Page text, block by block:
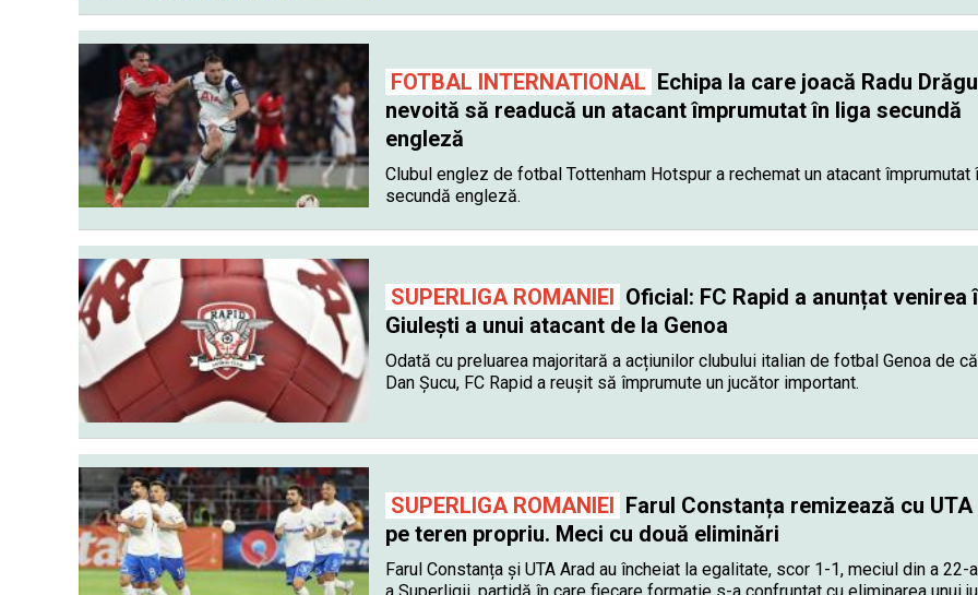
FOTBAL INTERNATIONAL Echipa la care joacă Radu
nevoită să readucă un atacant împrumutat în liga secundă
engleză
Clubul englez de fotbal Tottenham Hotspur a rechemat un atacant împrumutat
secundă engleză.
SUPERLIGA ROMANIEI Oficial: FC Rapid a anunțat venirea
Giulești a unui atacant de la Genoa
Odată cu preluarea majoritară a acțiunilor clubului italian de fotbal Genoa de
Dan Șucu, FC Rapid a reușit să împrumute un jucător important.
SUPERLIGA ROMANIEI Farul Constanța remizează cu
pe teren propriu. Meci cu două eliminări
Farul Constanța și UTA Arad au încheiat la egalitate, scor 1-1, meciul din a 22-